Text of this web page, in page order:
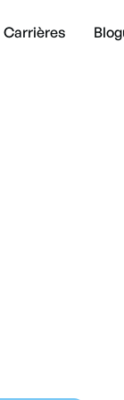
Carrières